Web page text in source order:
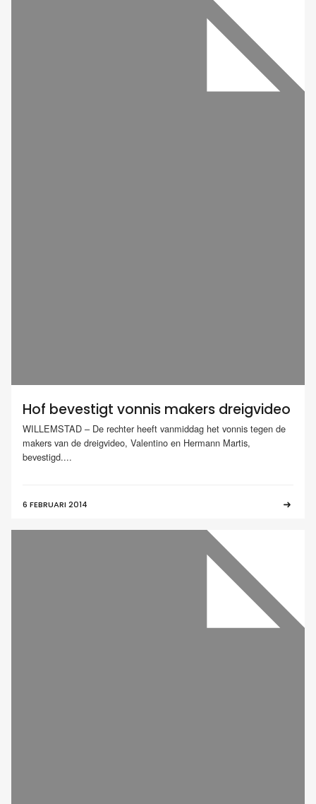
Hof bevestigt vonnis makers dreigvideo
WILLEMSTAD – De rechter heeft vanmiddag het vonnis tegen de
makers van de dreigvideo, Valentino en Hermann Martis,
bevestigd....
6 FEBRUARI 2014